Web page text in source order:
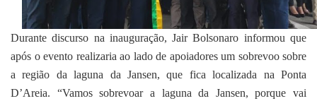
Durante discurso na inauguração, Jair Bolsonaro informou que
após o evento realizaria ao lado de apoiadores um sobrevoo sobre
a região da laguna da Jansen, que fica localizada na Ponta
D’Areia. “Vamos sobrevoar a laguna da Jansen, porque vai